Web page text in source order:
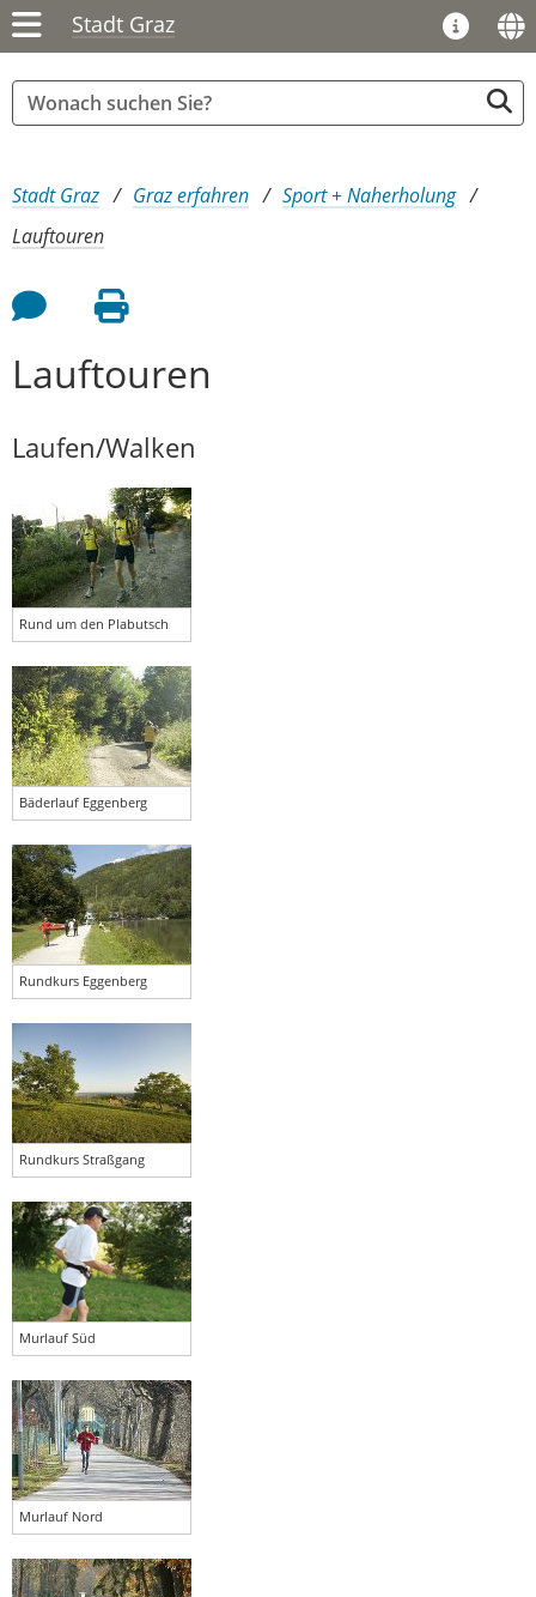
Stadt Graz
Sie sind hier:
Stadt Graz Graz erfahren
Sport + Naherholung
Lauftouren
Feedback an Autor
Seite drucken
Lauftouren
Laufen/Walken
Rund um den Plabutsch
Bäderlauf Eggenberg
Rundkurs Eggenberg
Rundkurs Straßgang
Murlauf Süd
Murlauf Nord